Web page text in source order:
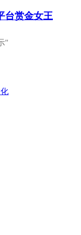
台赏金女王
"